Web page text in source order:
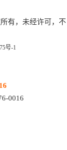
有，未经许可，不
号-1
0016